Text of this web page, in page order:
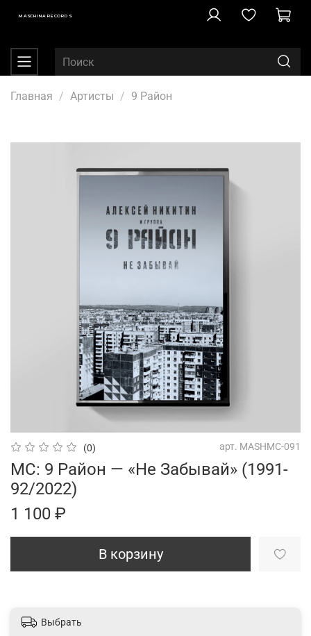
MASCHINA RECORDS
Главная Артисты 9 Район
(0) арт. MASHMC-091
MC: 9 Район — «Не Забывай» (1991-
92/2022)
1 100 ₽
В корзину
Выбрать